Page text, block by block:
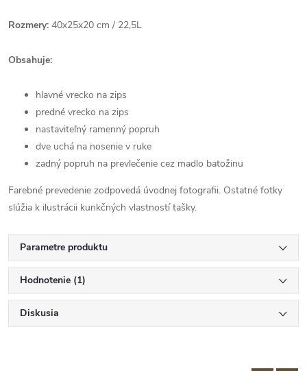
Rozmery: 40x25x20 cm / 22,5L
Obsahuje:
hlavné vrecko na zips
predné vrecko na zips
nastaviteľný ramenný popruh
dve uchá na nosenie v ruke
zadný popruh na prevlečenie cez madlo batožinu
Farebné prevedenie zodpovedá úvodnej fotografii. Ostatné fotky
slúžia k ilustrácii kunkčných vlastností tašky.
Parametre produktu
Hodnotenie (1)
Diskusia